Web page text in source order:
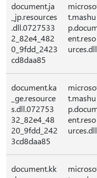
document.ja
_jp.resources
.dll.0727533
2_82e4_482
0_9fdd_2423
cd8daa85
t.mashu
ent.reso
urces.dll
document.ka
_ge.resource
s.dll.072753
32_82e4_48
20_9fdd_242
3cd8daa85
t.mashu
ent.reso
urces.dll
document.kk